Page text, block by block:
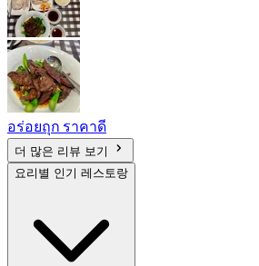
อร่อยถุก ราคาดี
더 많은 리뷰 보기
요리별 인기 레스토랑